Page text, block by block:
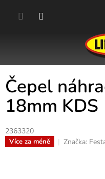
Čepel
18mm KDS
2363320
Více za méně Značka: